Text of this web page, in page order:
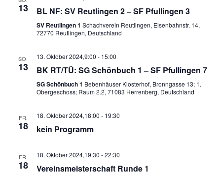
und
13 BL NF: SV Reutlingen 2 – SF Pfullingen 3
SV Reutlingen 1 Schachverein Reutlingen, Eisenbahnstr. 14,
72770 Reutlingen, Deutschland
SO.
13
13. Oktober 2024,9:00 - 15:00
BK RT/TÜ: SG Schönbuch 1 – SF Pfullingen 7
SG Schönbuch 1 Bebenhäuser Klosterhof, Bronngasse 13; 1.
Obergeschoss; Raum 2.2, 71083 Herrenberg, Deutschland
FR.
18
18. Oktober 2024,18:00 - 19:30
kein Programm
FR.
18
18. Oktober 2024,19:30 -22:30
Vereinsmeisterschaft Runde 1